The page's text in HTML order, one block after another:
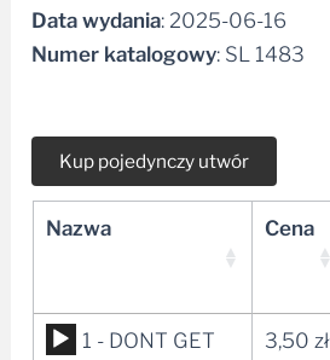
Data wydania: 2025-06-16
Numer katalogowy: SL 1483
Nazwa Cena
Odtwarzacz
1 - DONT GET
3,50 zł